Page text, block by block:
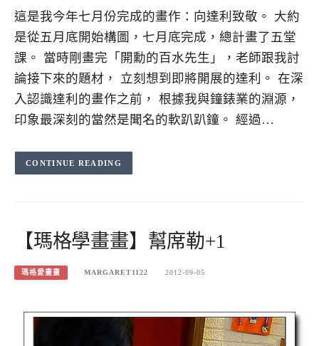
這是我今年七月份完成的畫作：向達利致敬。 大約
是從五月底開始構圖，七月底完成，總計畫了五堂
課。 當時剛畫完「開勳的百水先生」，老師跟我討
論接下來的題材， 立刻想到即將開展的達利。 在深
入認識達利的畫作之前， 根據我與鐘錶業的淵源，
印象最深刻的當然是聞名的軟趴趴鐘。 經過…
CONTINUE READING
【瑪格學畫畫】幫席勒+1
瑪格愛畫畫 MARGARET1122 2012-09-05